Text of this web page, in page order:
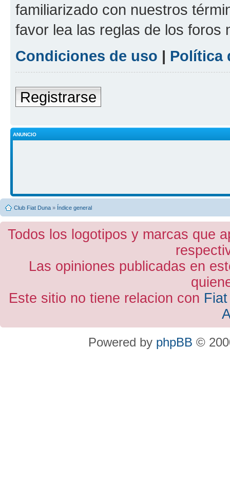
familiarizado con nuestros
favor lea las reglas de los foros
Condiciones de uso | Política
Registrarse
ANUNCIO
Club Fiat Duna » Índice general
Todos los logotipos y marcas que
Las opiniones publicadas en
Este sitio no tiene relacion con
Powered by phpBB ©